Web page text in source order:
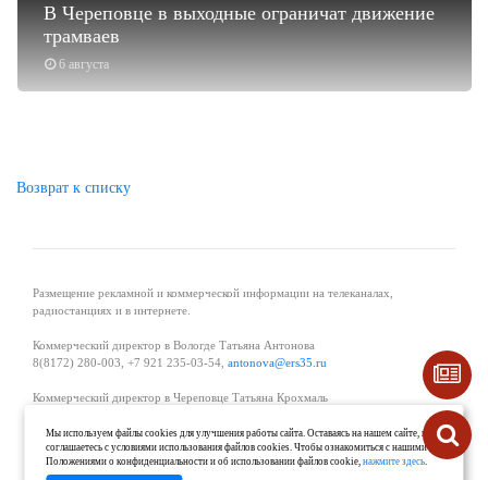
6 августа
В Череповце в выходные ограничат движение
трамваев
Возврат к списку
Размещение рекламной и коммерческой информации на телеканалах,
радиостанциях и в интернете.
Коммерческий директор в Вологде Татьяна Антонова
8(8172) 280-003, +7 921 235-03-54, antonova@ers35.ru
Коммерческий директор в Череповце Татьяна Крохмаль
Начальник отдела рекламы в Великом Устюге Екатерина Вьюжанина 8(81738)
2-04-44, +7 921 125-06-40,katrinv81@mail.ru
Мы используем файлы cookies для улучшения работы сайта. Оставаясь на нашем сайте, вы
соглашаетесь с условиями использования файлов cookies. Чтобы ознакомиться с нашими
Положениями о конфиденциальности и об использовании файлов cookie,нажмите здесь.